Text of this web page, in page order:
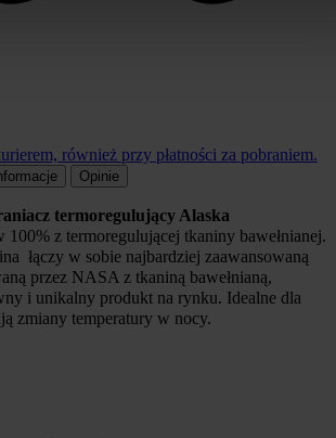
również przy płatności za pobraniem.
Opinie
termoregulujący Alaska
100% z termoregulującej tkaniny bawełnianej.
łączy w sobie najbardziej zaawansowaną
przez NASA z tkaniną bawełnianą,
i unikalny produkt na rynku. Idealne dla
zmiany temperatury w nocy.